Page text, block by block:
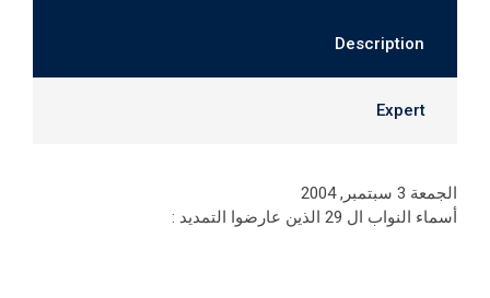
Description
Expert
الجمعة 3 سبتمبر, 2004
أسماء النواب ال 29 الذين عارضوا التمديد :